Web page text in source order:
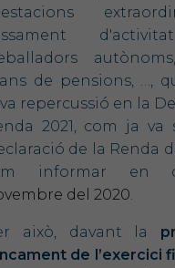
de pensions, …,
repercussió en la
2021, com ja va
de la Renda
informar en
del 2020.
això, davant la
de l’exercici